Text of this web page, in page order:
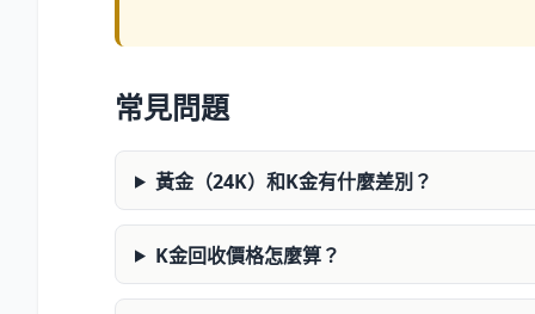
常見問題
黃金（24K）和K金有什麼差別？
K金回收價格怎麼算？